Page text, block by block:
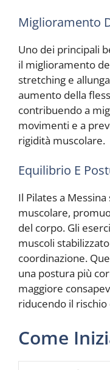
Miglioramento
Uno dei principali
il miglioramento
stretching e
aumento della
contribuendo a
movimenti e a
rigidità muscolare.
Equilibrio E
Il Pilates a
muscolare,
del corpo. Gli
muscoli
coordinazione.
una postura più
maggiore
riducendo il
Come